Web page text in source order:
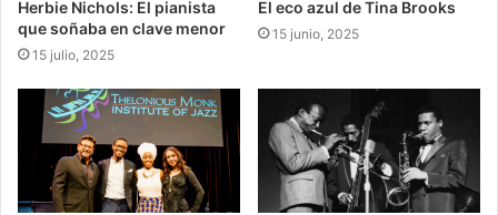
Herbie Nichols: El pianista
que soñaba en clave menor
15 julio, 2025
El eco azul de Tina Brooks
15 junio, 2025